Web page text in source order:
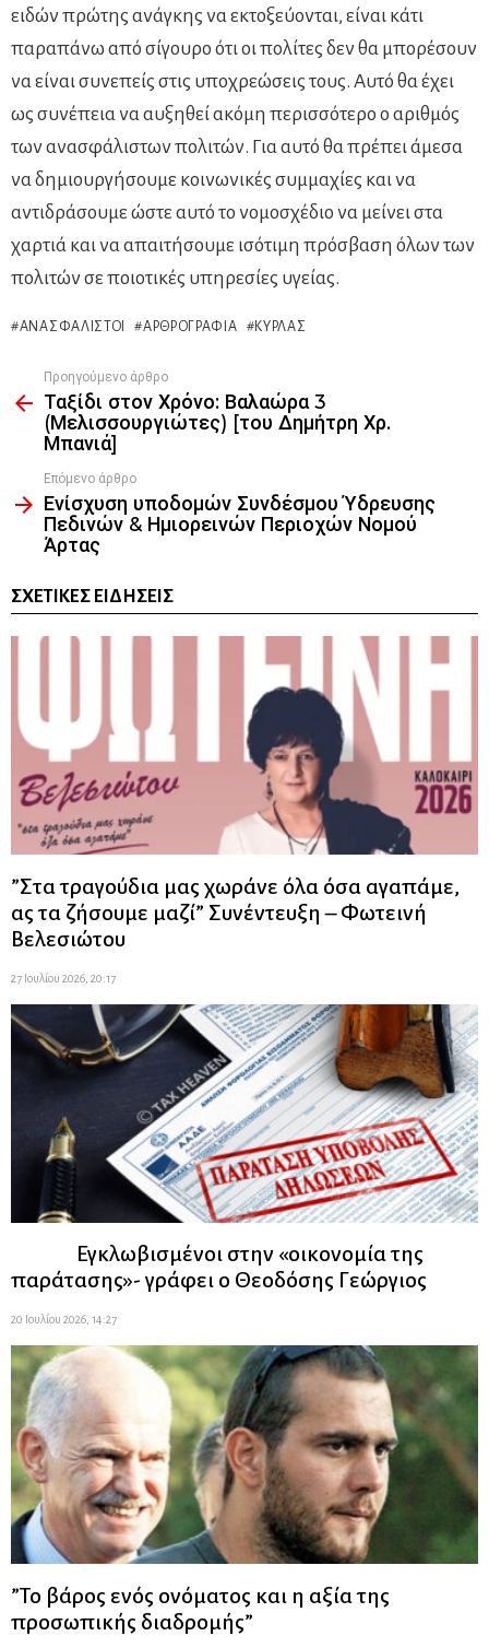
ειδών πρώτης ανάγκης να εκτοξεύονται, είναι κάτι
παραπάνω από σίγουρο ότι οι πολίτες δεν θα μπορέσουν
να είναι συνεπείς στις υποχρεώσεις τους. Αυτό θα έχει
ως συνέπεια να αυξηθεί ακόμη περισσότερο ο αριθμός
των ανασφάλιστων πολιτών. Για αυτό θα πρέπει άμεσα
να δημιουργήσουμε κοινωνικές συμμαχίες και να
αντιδράσουμε ώστε αυτό το νομοσχέδιο να μείνει στα
χαρτιά και να απαιτήσουμε ισότιμη πρόσβαση όλων των
πολιτών σε ποιοτικές υπηρεσίες υγείας.
ΑΝΑΣΦΆΛΙΣΤΟΙ ΑΡΘΡΟΓΡΑΦΊΑ ΚΎΡΛΑΣ
more
Προηγούμενο άρθρο
Ταξίδι στον Χρόνο: Βαλαώρα 3
(Μελισσουργιώτες) [του Δημήτρη Χρ.
Μπανιά]
Επόμενο άρθρο
Ενίσχυση υποδομών Συνδέσμου Ύδρευσης
Πεδινών & Ημιορεινών Περιοχών Νομού
Άρτας
ΣΧΕΤΙΚΈΣ ΕΙΔΉΣΕΙΣ
”Στα τραγούδια μας χωράνε όλα όσα αγαπάμε,
ας τα ζήσουμε μαζί” Συνέντευξη – Φωτεινή
Βελεσιώτου
27 Ιουλίου 2026, 20:17
Εγκλωβισμένοι στην «οικονομία της
παράτασης»- γράφει ο Θεοδόσης Γεώργιος
20 Ιουλίου 2026, 14:27
”Το βάρος ενός ονόματος και η αξία της
προσωπικής διαδρομής”